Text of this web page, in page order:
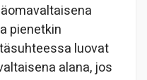
pienetkin
luovat
alana, jos